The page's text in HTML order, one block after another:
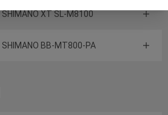
SHIMANO XT SL-M8100
SHIMANO BB-MT800-PA